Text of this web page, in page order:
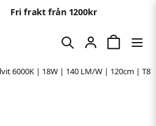
Fri frakt från 1200kr
6000K | 18W | 140 LM/W | 120cm | T8